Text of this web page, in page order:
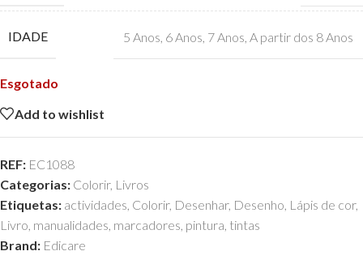
IDADE 5 Anos 6 Anos 7 Anos A partir dos 8 Anos
Esgotado
Add to wishlist
REF: EC1088
Categorias: Colorir, Livros
Etiquetas: actividades, Colorir, Desenhar, Desenho, Lápis de cor,
Livro, manualidades, marcadores, pintura, tintas
Brand: Edicare